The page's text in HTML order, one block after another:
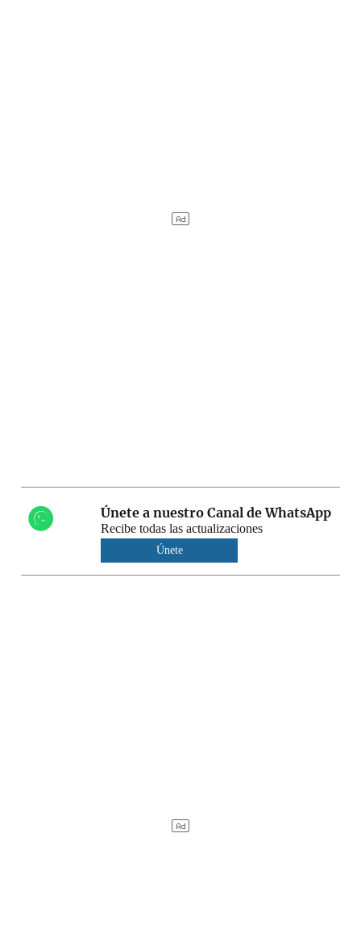
Únete a nuestro Canal de WhatsApp
Recibe todas las actualizaciones
Únete